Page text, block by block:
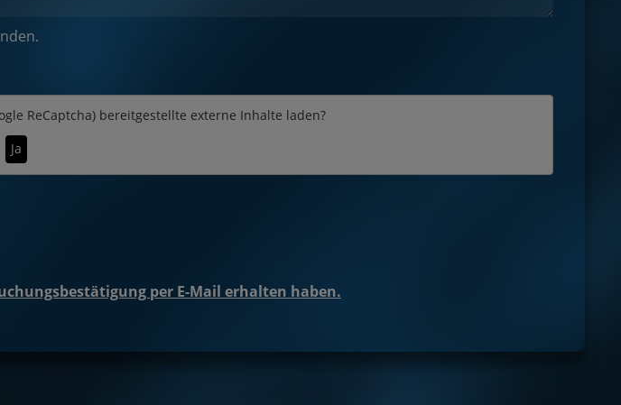
ReCaptcha) bereitgestellte externe Inhalte laden?
Ja
per E-Mail erhalten haben.